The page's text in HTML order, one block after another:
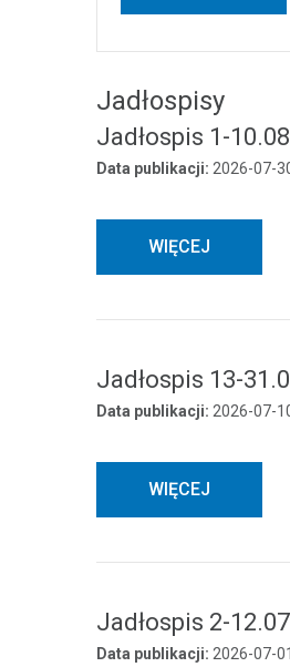
Jadłospisy
Jadłospis 1-
Data publikacji: 2026-07-
WIĘCEJ
Jadłospis 13-
Data publikacji: 2026-07-
WIĘCEJ
Jadłospis 2-
Data publikacji: 2026-07-